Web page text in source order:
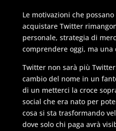
Le motivazioni che
acquistare Twitter
personale, strategia di
comprendere oggi, ma una
Twitter non sarà più
cambio del nome in un
di un metterci la croce
social che era nato per
cosa si sta trasformando
dove solo chi paga avrà